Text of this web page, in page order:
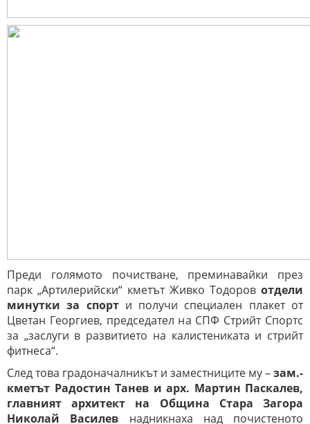
Преди голямото почистване, преминавайки през
парк „Артилерийски“ кметът Живко Тодоров отдели
минутки за спорти получи специален плакет от
Цветан Георгиев, председател на СПФ Стрийт Спортс
за „заслуги в развитието на калистениката и стрийт
фитнеса“.
След това градоначалникът и заместниците му –зам.-
кметът Радостин Танев и арх. Мартин Паскалев,
главният архитект на Община Стара Загора
Николай Василев надникнаха над почистеното